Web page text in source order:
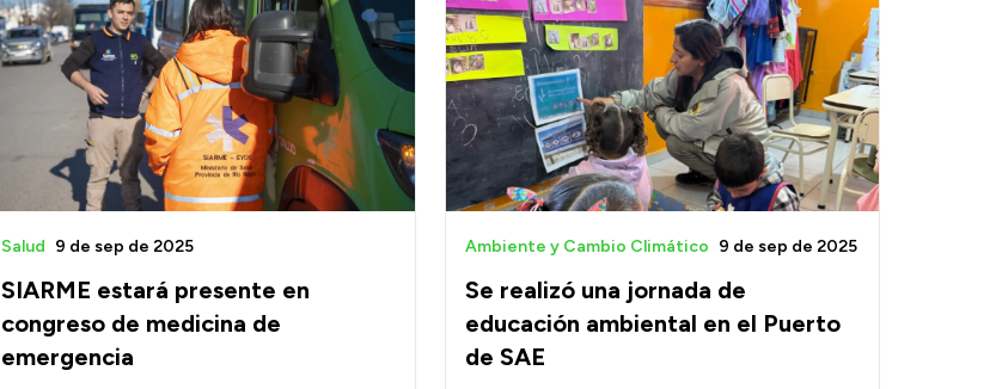
SIARME estará presente en
congreso de medicina de
emergencia
Salud 9 de sep de 2025
Se realizó una jornada de
educación ambiental en el Puerto
de SAE
Ambiente y Cambio Climático 9 de sep de 2025